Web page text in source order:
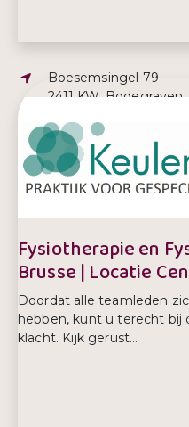
Adres:
Boesemsingel 79
2411 KW, Bodegraven
E-mailadres:
fysiotherapie@keulen-
Telefoonnummer:
0172 612 520
Fysiotherapie en
Brusse | Locatie
Doordat alle teamleden
hebben, kunt u terecht bij
klacht. Kijk gerust...